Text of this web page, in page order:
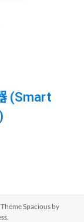
(Smart
Spaciousby
.